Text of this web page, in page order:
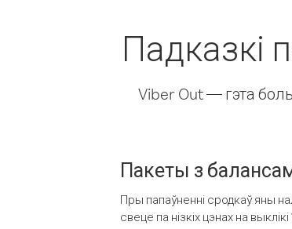
Падказкі
Viber Out — гэта
Пакеты з
Пры папаўненні сродкаў яны
свеце па нізкіх цэнах на